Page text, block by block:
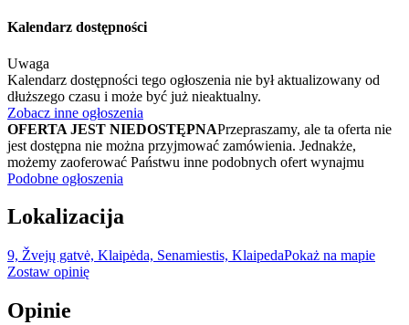
Kalendarz dostępności
Uwaga
Kalendarz dostępności tego ogłoszenia nie był aktualizowany od
dłuższego czasu i może być już nieaktualny.
Zobacz inne ogłoszenia
OFERTA JEST NIEDOSTĘPNAPrzepraszamy, ale ta oferta nie
jest dostępna nie można przyjmować zamówienia. Jednakże,
możemy zaoferować Państwu inne podobnych ofert wynajmu
Podobne ogłoszenia
Lokalizacija
9, Žvejų gatvė, Klaipėda, Senamiestis, KlaipedaPokaż na mapie
Zostaw opinię
Opinie